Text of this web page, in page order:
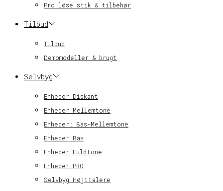
Pro løse stik & tilbehør
Tilbud
Tilbud
Demomodeller & brugt
Selvbyg
Enheder Diskant
Enheder Mellemtone
Enheder: Bas-Mellemtone
Enheder Bas
Enheder Fuldtone
Enheder PRO
Selvbyg Højttalere